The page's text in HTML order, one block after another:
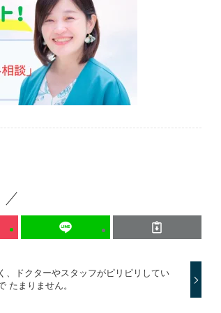
、ドクターやスタッフがピリピリしてい
たまりません。